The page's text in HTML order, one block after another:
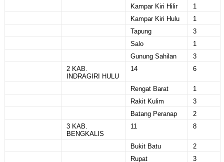
Kampar Kiri Hilir
1
Kampar Kiri Hulu
1
Tapung
3
Salo
1
Gunung Sahilan
3
2 KAB.
INDRAGIRI HULU
14 6
Rengat Barat
1
Rakit Kulim
3
Batang Peranap
2
3 KAB.
BENGKALIS
11 8
Bukit Batu
2
Rupat
3